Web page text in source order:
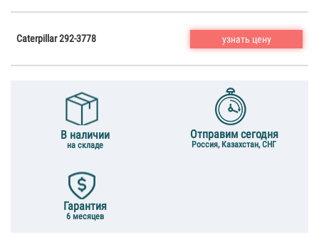
Caterpillar 292-3778 узнать цену
В наличии
на складе
Отправим сегодня
Россия, Казахстан, СНГ
Гарантия
6 месяцев